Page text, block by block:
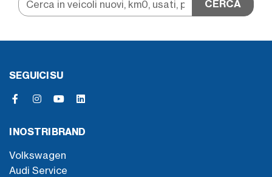
CERCA
SEGUICI SU
I NOSTRI BRAND
Volkswagen
Audi Service